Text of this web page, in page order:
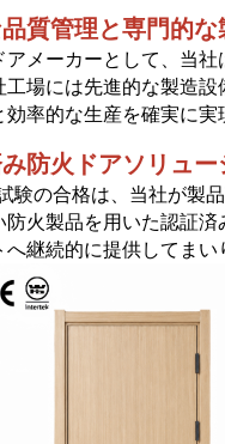
質管理と専門的な
アメーカーとして、当
工場には先進的な製造
率的な生産を確実に実
防火ドアソリュ
験の合格は、当社が製
防火製品を用いた認証
へ継続的に提供してまい